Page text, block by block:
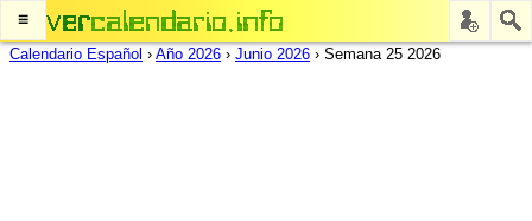
≡
Calendario Español › Año 2026 › Junio 2026 › Semana 25 2026